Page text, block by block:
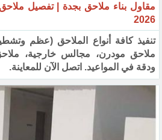
مقاول بناء ملاحق بجدة | تفصيل
2026
تنفيذ كافة أنواع الملاحق (عظم
ملاحق مودرن، مجالس خارجية،
ودقة في المواعيد. اتصل الآن للمعاينة.